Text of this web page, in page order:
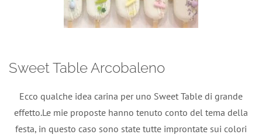
Sweet Table Arcobaleno
Ecco qualche idea carina per uno Sweet Table di grande
effetto.Le mie proposte hanno tenuto conto del tema della
festa, in questo caso sono state tutte improntate sui colori